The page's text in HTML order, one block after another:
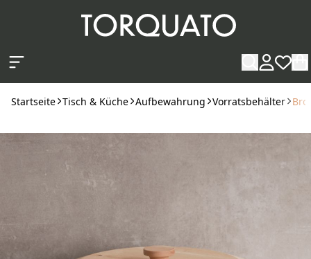
Startseite Tisch & Küche Aufbewahrung Vorratsbehälter